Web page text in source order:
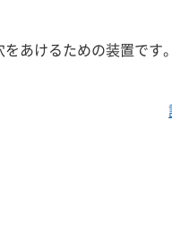
をあけるための装置です